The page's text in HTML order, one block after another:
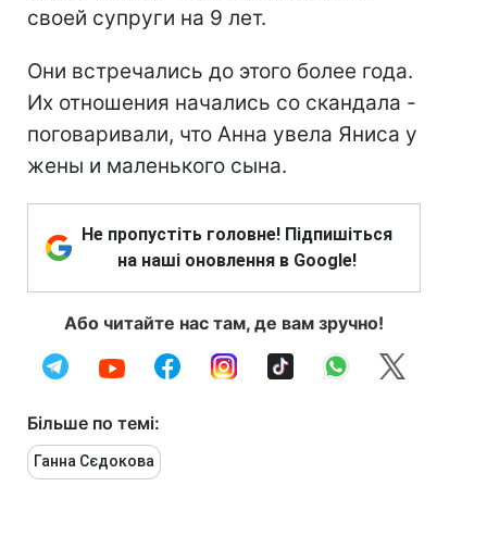
своей супруги на 9 лет.
Они встречались до этого более года.
Их отношения начались со скандала -
поговаривали, что Анна увела Яниса у
жены и маленького сына.
Не пропустіть головне! Підпишіться
на наші оновлення в Google!
Або читайте нас там, де вам зручно!
Більше по темі:
Ганна Сєдокова